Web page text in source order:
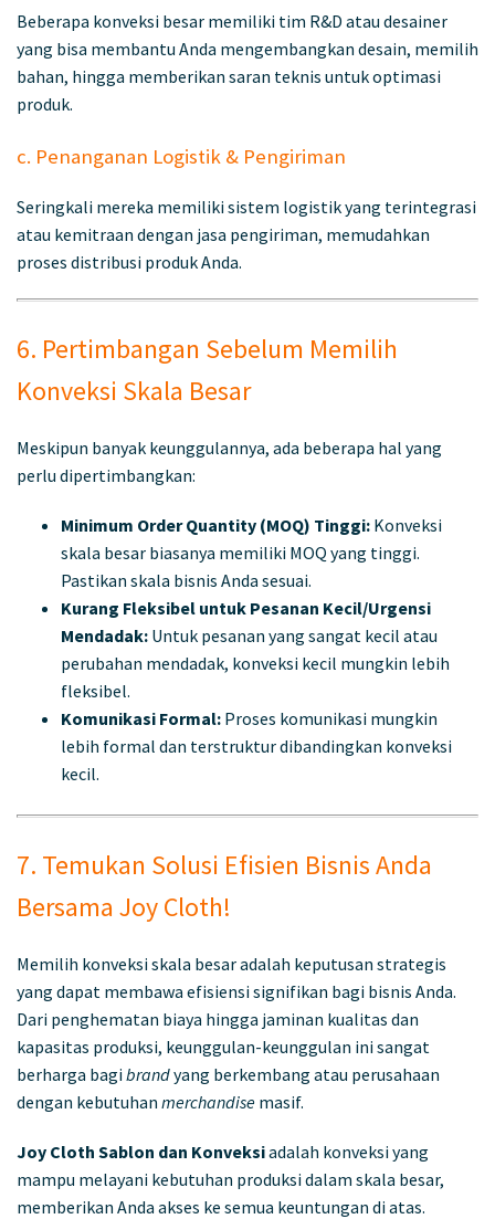
Beberapa konveksi besar memiliki tim R&D atau desainer
yang bisa membantu Anda mengembangkan desain, memilih
bahan, hingga memberikan saran teknis untuk optimasi
produk.
c. Penanganan Logistik & Pengiriman
Seringkali mereka memiliki sistem logistik yang terintegrasi
atau kemitraan dengan jasa pengiriman, memudahkan
proses distribusi produk Anda.
6. Pertimbangan Sebelum Memilih
Konveksi Skala Besar
Meskipun banyak keunggulannya, ada beberapa hal yang
perlu dipertimbangkan:
Minimum Order Quantity (MOQ) Tinggi: Konveksi
skala besar biasanya memiliki MOQ yang tinggi.
Pastikan skala bisnis Anda sesuai.
Kurang Fleksibel untuk Pesanan Kecil/Urgensi
Mendadak: Untuk pesanan yang sangat kecil atau
perubahan mendadak, konveksi kecil mungkin lebih
fleksibel.
Komunikasi Formal: Proses komunikasi mungkin
lebih formal dan terstruktur dibandingkan konveksi
kecil.
7. Temukan Solusi Efisien Bisnis Anda
Bersama Joy Cloth!
Memilih konveksi skala besar adalah keputusan strategis
yang dapat membawa efisiensi signifikan bagi bisnis Anda.
Dari penghematan biaya hingga jaminan kualitas dan
kapasitas produksi, keunggulan-keunggulan ini sangat
berharga bagibrandyang berkembang atau perusahaan
dengan kebutuhan merchandise masif.
Joy Cloth Sablon dan Konveksiadalah konveksi yang
mampu melayani kebutuhan produksi dalam skala besar,
memberikan Anda akses ke semua keuntungan di atas.